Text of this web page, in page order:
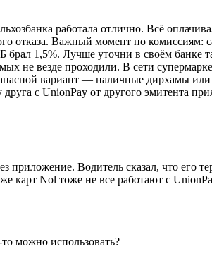
работала отлично. Всё
отказа. Важный момент по комиссиям:
1,5%. Лучше уточни в своём
не везде проходили. В сети
вариант — наличные дирхамы
с UnionPay от другого эмитента
Водитель сказал, что его
карт Nol тоже не все работают с
можно использовать?